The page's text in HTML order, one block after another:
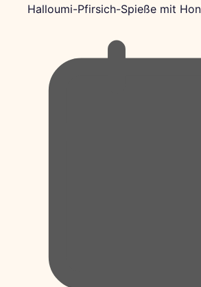
Halloumi-Pfirsich-Spieße mit